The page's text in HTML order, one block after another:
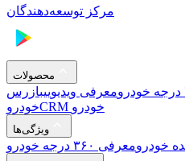
مرکز توسعه‌دهندگان
محصولات
معرفی ویدیوییبازرس
خودرو
CRM خودرو
ویژگی‌ها
خودرومعرفی ۳۶۰ درجه خودرو